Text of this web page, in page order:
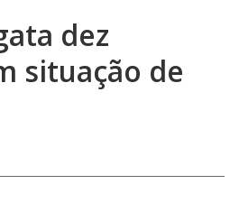
dez
situação de